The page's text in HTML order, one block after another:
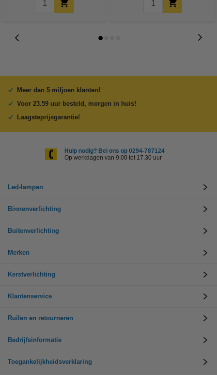
Meer dan 5 miljoen klanten!
Voor 23.59 uur besteld, morgen in huis!
Laagsteprijsgarantie!
Hulp nodig? Bel ons op 0294-787124
Op werkdagen van 9.00 tot 17.30 uur
Led-lampen
Binnenverlichting
Buitenverlichting
Merken
Kerstverlichting
Klantenservice
Ruilen en retourneren
Bedrijfsinformatie
Toegankelijkheidsverklaring